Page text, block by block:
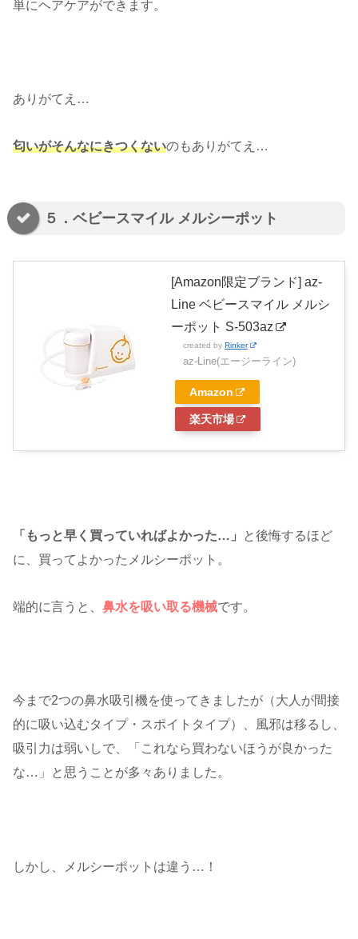
単にヘアケアができます。
ありがてえ…
匂いがそんなにきつくないのもありがてえ…
５．ベビースマイル メルシーポット
[Amazon限定ブランド] az-
Line ベビースマイル メルシ
ーポット S-503az
created by Rinker
az-Line(エージーライン)
Amazon
楽天市場
「もっと早く買っていればよかった…」
と後悔するほど
に、買ってよかったメルシーポット。
端的に言うと、 鼻水を吸い取る機械です。
今まで2つの鼻水吸引機を使ってきましたが（大人が間接
的に吸い込むタイプ・スポイトタイプ）、風邪は移るし、
吸引力は弱いしで、「これなら買わないほうが良かった
な…」と思うことが多々ありました。
しかし、メルシーポットは違う…！